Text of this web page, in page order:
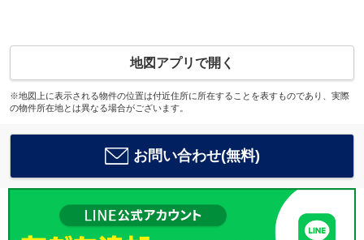
地図アプリで開く
※地図上に表示される物件の位置は付近住所に所在することを表すものであり、実際
の物件所在地とは異なる場合がございます。
お問い合わせ(無料)